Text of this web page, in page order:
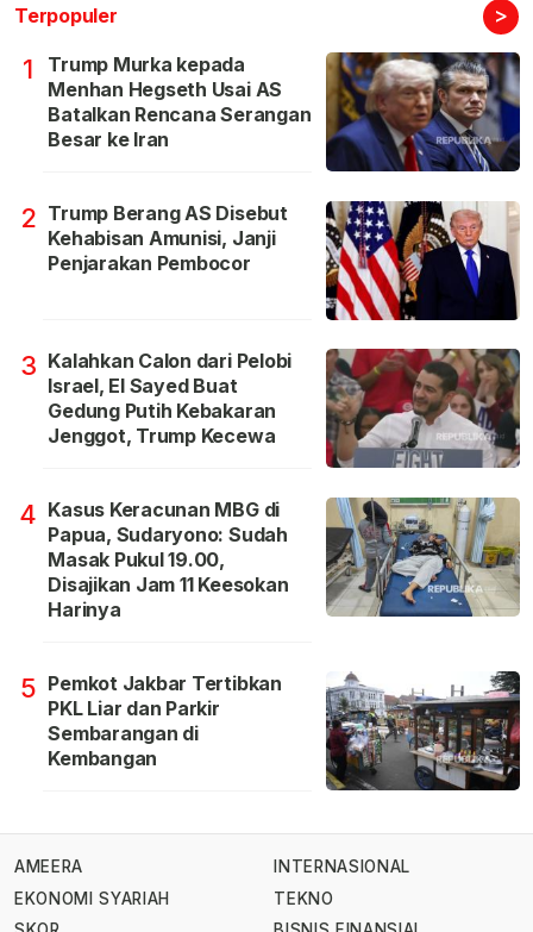
Terpopuler >
1
Trump Murka kepada
Menhan Hegseth Usai AS
Batalkan Rencana Serangan
Besar ke Iran
2 Trump Berang AS Disebut
Kehabisan Amunisi, Janji
Penjarakan Pembocor
3 Kalahkan Calon dari Pelobi
Israel, El Sayed Buat
Gedung Putih Kebakaran
Jenggot, Trump Kecewa
4 Kasus Keracunan MBG di
Papua, Sudaryono: Sudah
Masak Pukul 19.00,
Disajikan Jam 11 Keesokan
Harinya
5 Pemkot Jakbar Tertibkan
PKL Liar dan Parkir
Sembarangan di
Kembangan
AMEERA
EKONOMI SYARIAH
INTERNASIONAL
TEKNO